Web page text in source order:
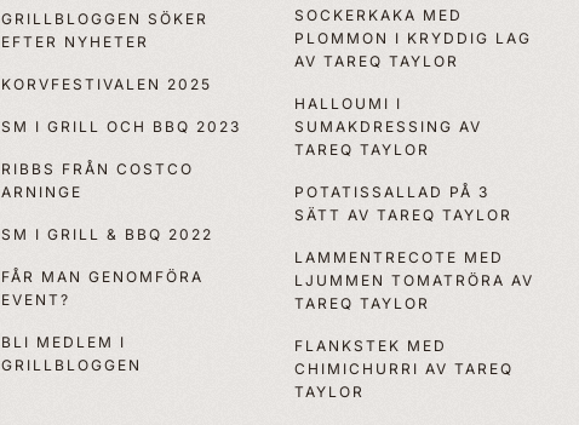
GRILLBLOGGEN SÖKER
EFTER NYHETER
KORVFESTIVALEN 2025
SM I GRILL OCH BBQ 2023
RIBBS FRÅN COSTCO
ARNINGE
SM I GRILL & BBQ 2022
FÅR MAN GENOMFÖRA
EVENT?
BLI MEDLEM I
GRILLBLOGGEN
SOCKERKAKA MED
PLOMMON I KRYDDIG LAG
AV TAREQ TAYLOR
HALLOUMI I
SUMAKDRESSING AV
TAREQ TAYLOR
POTATISSALLAD PÅ 3
SÄTT AV TAREQ TAYLOR
LAMMENTRECOTE MED
LJUMMEN TOMATRÖRA AV
TAREQ TAYLOR
FLANKSTEK MED
CHIMICHURRI AV TAREQ
TAYLOR